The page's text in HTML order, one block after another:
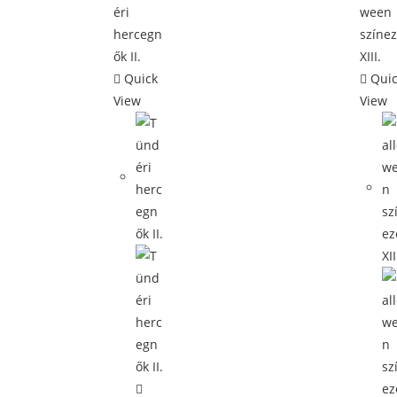
Quick
View
View